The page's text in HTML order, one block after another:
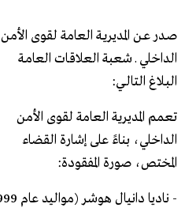
صـدر عـن المديريـة العامة لقوى الأمن
الداخلي ـ شعبة العلاقـات العامـة
البـلاغ التالــي:
تعمم المديرية العامة لقوى الأمن
الداخلي، بناءً على إشارة القضاء
المختص، صورة المفقودة:
- ناديا دانيال هوشر (مواليد عام 1999، لبنانية)